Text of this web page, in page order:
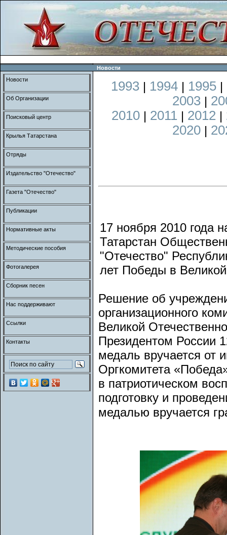
Новости
1993 | 1994 | 1995 |
2003 |
2010 | 2011 | 2012 |
2020 |
17 ноября 2010 года
Татарстан
"Отечество"
лет Победы в
Решение об
организационного
Великой
Президентом России
медаль вручается от
Оргкомитета
в патриотическом
подготовку и
медалью вручается
Новости
Об Организации
Поисковый центр
Крылья Татарстана
Отряды
Издательство "Отечество"
Газета "Отечество"
Публикации
Нормативные акты
Методические пособия
Фотогалерея
Сборник песен
Нас поддерживают
Ссылки
Контакты